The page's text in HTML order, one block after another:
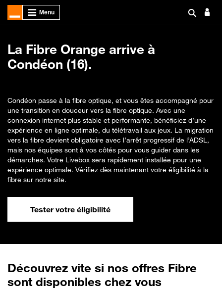
La Fibre Orange arrive à
Condéon (16).
Condéon passe à la fibre optique, et vous êtes accompagné pour
une transition en douceur vers la fibre optique. Avec une
connexion internet plus stable et performante, bénéficiez d’une
expérience en ligne optimale, du télétravail aux jeux. La migration
vers la fibre devient obligatoire avec l’arrêt progressif de l’ADSL,
mais nos équipes sont à vos côtés pour vous guider dans les
démarches. Votre Livebox sera rapidement installée pour une
expérience optimale. Vérifiez dès maintenant votre éligibilité à la
fibre sur notre site.
Tester votre éligibilité
Découvrez vite si nos offres Fibre
sont disponibles chez vous